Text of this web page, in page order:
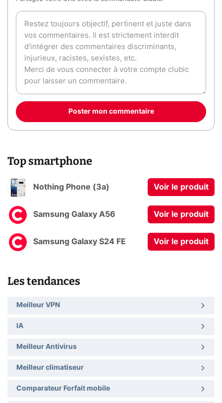
Poster mon commentaire
Top smartphone
Nothing Phone (3a) Voir le produit
Samsung Galaxy A56 Voir le produit
Samsung Galaxy S24 FE Voir le produit
Les tendances
Meilleur VPN
IA
Meilleur Antivirus
Meilleur climatiseur
Comparateur Forfait mobile